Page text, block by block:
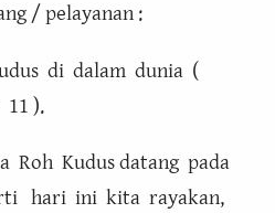
/ pelayanan :
di dalam dunia (
).
Roh Kudus datang pada
hari ini kita rayakan,